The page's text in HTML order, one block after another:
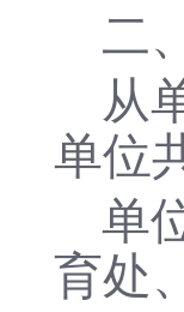
二
从
单位
单
育处